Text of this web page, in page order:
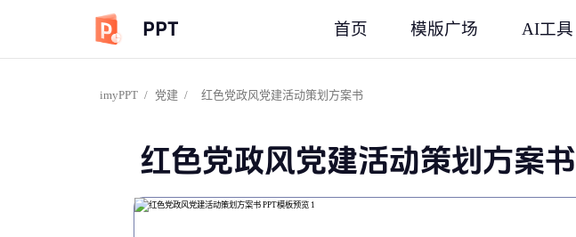
PPT 首页 模版广场 AI工具
imyPPT / 党建 / 红色党政风党建活动策划方案书
红色党政风党建活动策划方案书